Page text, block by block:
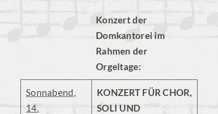
Konzert der
Domkantorei im
Rahmen der
Orgeltage:
Sonnabend,
14.
KONZERT FÜR CHOR,
SOLI UND